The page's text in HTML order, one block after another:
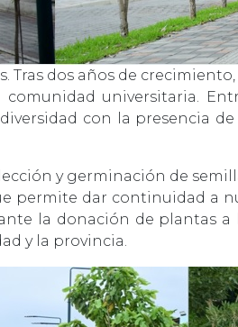
Tras dos años de
universitaria.
con la presencia de
y germinación de
permite dar continuidad a
la donación de plantas
y la provincia.